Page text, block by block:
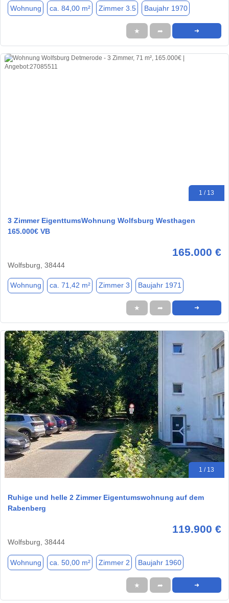
Wohnung ca. 84,00 m² Zimmer 3.5 Baujahr 1970
★ ➦ ➜
1 / 13
3 Zimmer EigenttumsWohnung Wolfsburg Westhagen
165.000€ VB
165.000 €
Wolfsburg, 38444
Wohnung ca. 71,42 m² Zimmer 3 Baujahr 1971
★ ➦ ➜
1 / 13
Ruhige und helle 2 Zimmer Eigentumswohnung auf dem
Rabenberg
119.900 €
Wolfsburg, 38444
Wohnung ca. 50,00 m² Zimmer 2 Baujahr 1960
★ ➦ ➜